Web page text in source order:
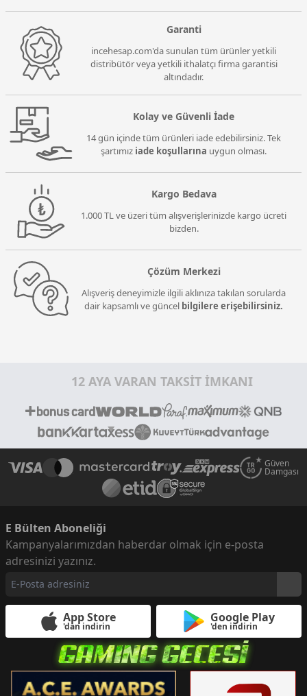
Garanti
incehesap.com'da sunulan tüm ürünler yetkili
distribütör veya yetkili ithalatçı firma garantisi
altındadır.
Kolay ve Güvenli İade
14 gün içinde tüm ürünleri iade edebilirsiniz. Tek
şartımız iade koşullarına uygun olması.
Kargo Bedava
1.000 TL ve üzeri tüm alışverişlerinizde kargo ücreti
bizden.
Çözüm Merkezi
Alışveriş deneyimizle ilgili aklınıza takılan sorularda
dair kapsamlı ve güncel bilgilere erişebilirsiniz.
12 AYA VARAN TAKSİT İMKANI
Güven
Damgası
E Bülten Aboneliği
Kampanyalarımızdan haberdar olmak için e-posta
adresinizi yazınız.
App Store
'dan indirin
Google Play
'den indirin